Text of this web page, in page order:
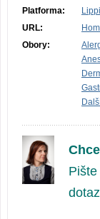
Platforma:
URL:
Obory: